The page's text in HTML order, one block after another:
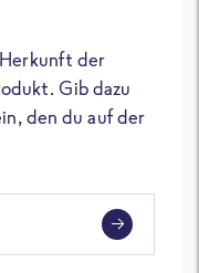
der
Gib dazu
den du auf der